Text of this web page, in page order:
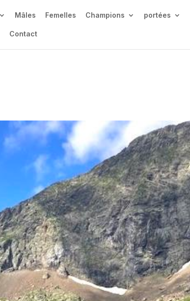
Mâles Femelles Champions portées
Contact